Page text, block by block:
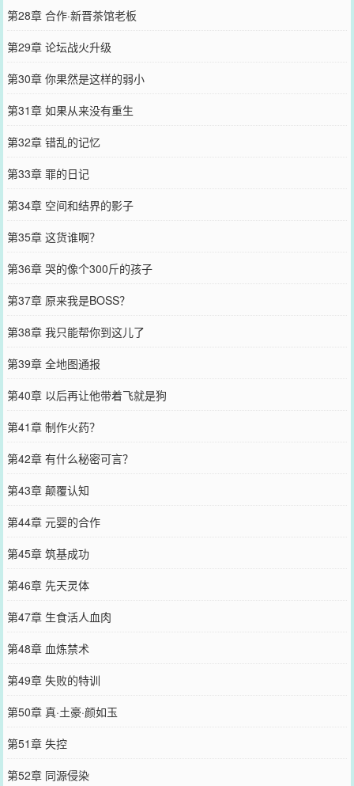
第28章 合作·新晋茶馆老板
第29章 论坛战火升级
第30章 你果然是这样的弱小
第31章 如果从来没有重生
第32章 错乱的记忆
第33章 罪的日记
第34章 空间和结界的影子
第35章 这货谁啊？
第36章 哭的像个300斤的孩子
第37章 原来我是BOSS？
第38章 我只能帮你到这儿了
第39章 全地图通报
第40章 以后再让他带着飞就是狗
第41章 制作火药？
第42章 有什么秘密可言？
第43章 颠覆认知
第44章 元婴的合作
第45章 筑基成功
第46章 先天灵体
第47章 生食活人血肉
第48章 血炼禁术
第49章 失败的特训
第50章 真·土豪·颜如玉
第51章 失控
第52章 同源侵染